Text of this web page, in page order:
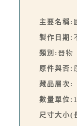
主要名稱:
製作日期:
類別: 器物
原件與否:
藏品層次:
數量單位:
尺寸大小(